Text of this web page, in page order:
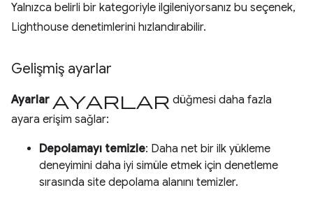
Yalnızca belirli bir kategoriyle ilgileniyorsanız bu seçenek,
Lighthouse denetimlerini hızlandırabilir.
Gelişmiş ayarlar
Ayarlar ayarlar düğmesi daha fazla
ayara erişim sağlar:
Depolamayı temizle: Daha net bir ilk yükleme
deneyimini daha iyi simüle etmek için denetleme
sırasında site depolama alanını temizler.